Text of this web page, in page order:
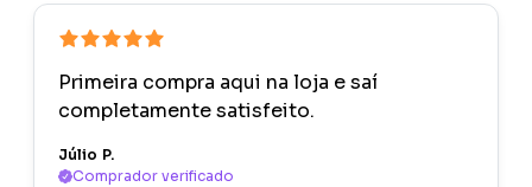
Primeira compra aqui na loja e saí
completamente satisfeito.
Júlio P.
Comprador verificado